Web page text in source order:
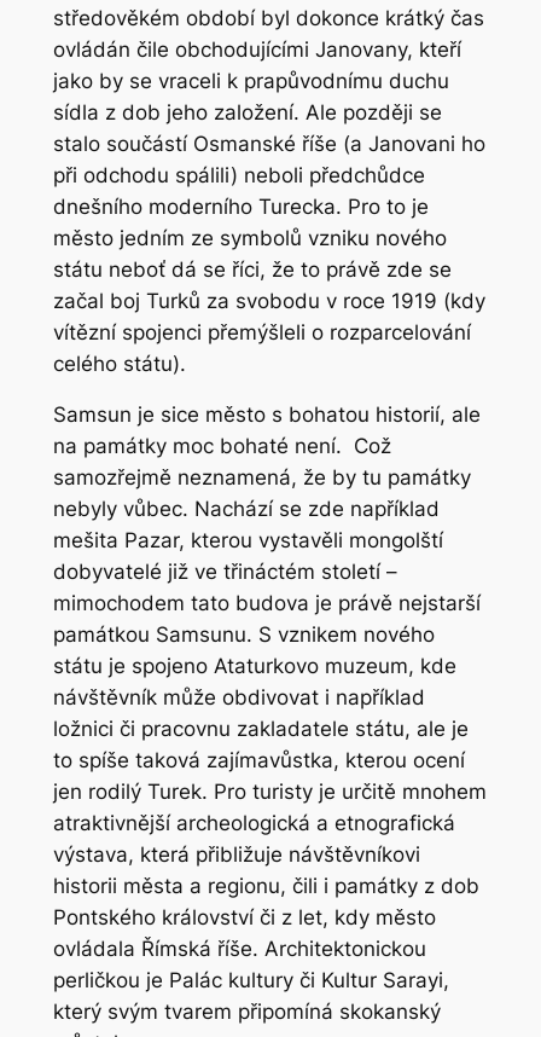
středověkém období byl dokonce krátký čas
ovládán čile obchodujícími Janovany, kteří
jako by se vraceli k prapůvodnímu duchu
sídla z dob jeho založení. Ale později se
stalo součástí Osmanské říše (a Janovani ho
při odchodu spálili) neboli předchůdce
dnešního moderního Turecka. Pro to je
město jedním ze symbolů vzniku nového
státu neboť dá se říci, že to právě zde se
začal boj Turků za svobodu v roce 1919 (kdy
vítězní spojenci přemýšleli o rozparcelování
celého státu).
Samsun je sice město s bohatou historií, ale
na památky moc bohaté není. Což
samozřejmě neznamená, že by tu památky
nebyly vůbec. Nachází se zde například
mešita Pazar, kterou vystavěli mongolští
dobyvatelé již ve třináctém století –
mimochodem tato budova je právě nejstarší
památkou Samsunu. S vznikem nového
státu je spojeno Ataturkovo muzeum, kde
návštěvník může obdivovat i například
ložnici či pracovnu zakladatele státu, ale je
to spíše taková zajímavůstka, kterou ocení
jen rodilý Turek. Pro turisty je určitě mnohem
atraktivnější archeologická a etnografická
výstava, která přibližuje návštěvníkovi
historii města a regionu, čili i památky z dob
Pontského království či z let, kdy město
ovládala Římská říše. Architektonickou
perličkou je Palác kultury či Kultur Sarayi,
který svým tvarem připomíná skokanský